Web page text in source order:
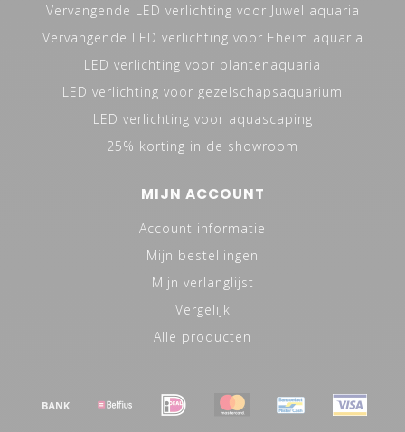
Vervangende LED verlichting voor Juwel aquaria
Vervangende LED verlichting voor Eheim aquaria
LED verlichting voor plantenaquaria
LED verlichting voor gezelschapsaquarium
LED verlichting voor aquascaping
25% korting in de showroom
MIJN ACCOUNT
Account informatie
Mijn bestellingen
Mijn verlanglijst
Vergelijk
Alle producten